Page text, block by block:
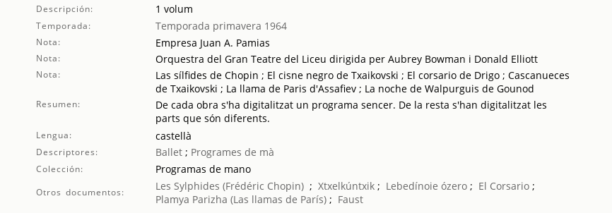
Descripción: 1 volum
Temporada: Temporada primavera 1964
Nota: Empresa Juan A. Pamias
Nota: Orquestra del Gran Teatre del Liceu dirigida per Aubrey Bowman i Donald Elliott
Nota:
Las sílfides de Chopin ; El cisne negro de Txaikovski ; El corsario de Drigo ; Cascanueces
de Txaikovski ; La llama de Paris d'Assafiev ; La noche de Walpurguis de Gounod
Resumen:
De cada obra s'ha digitalitzat un programa sencer. De la resta s'han digitalitzat les
parts que són diferents.
Lengua: castellà
Descriptores: Ballet; Programes de mà
Colección: Programas de mano
Otros documentos: Les Sylphides (Frédéric Chopin); Xtxelkúntxik; Lebedínoie ózero; El Corsario;
Plamya Parizha (Las llamas de París); Faust